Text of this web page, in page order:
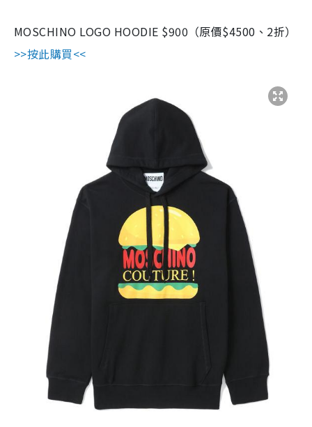
MOSCHINO LOGO HOODIE $900（原價$4500、2折）
>>按此購買<<